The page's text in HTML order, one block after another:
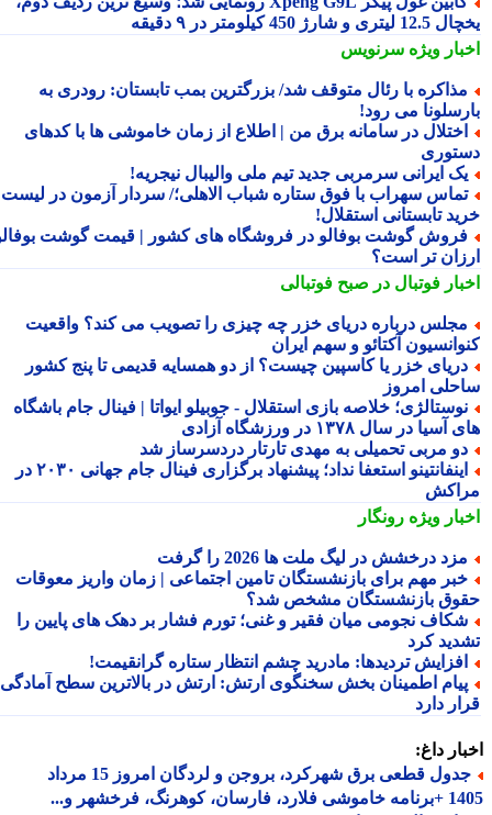
و شارژ 450 کیلومتر در ۹ دقیقه
ویژهسرنویس
با رئال متوقف شد/ بزرگترین بمب تابستان: رودری به
می رود!
در سامانه برق من | اطلاع از زمان خاموشی ها با کدهای
ایرانی سرمربی جدید تیم ملی والیبال نیجریه!
سهراب با فوق ستاره شباب الاهلی؛/ سردار آزمون در لیست
تابستانی استقلال!
گوشت بوفالو در فروشگاه های کشور | قیمت گوشت بوفالو
تر است؟
فوتبال در صبح فوتبالی
درباره دریای خزر چه چیزی را تصویب می کند؟ واقعیت
آکتائو و سهم ایران
خزر یا کاسپین چیست؟ از دو همسایه قدیمی تا پنج کشور
امروز
خلاصه بازی استقلال - جوبیلو ایواتا | فینال جام باشگاه
در سال ۱۳۷۸ در ورزشگاه آزادی
مربی تحمیلی به مهدی تارتار دردسرساز شد
اینفانتینو استعفا نداد؛ پیشنهاد برگزاری فینال جام جهانی ۲۰۳۰ در
ویژهرونگار
درخشش در لیگ ملت ها 2026 را گرفت
مهم برای بازنشستگان تامین اجتماعی | زمان واریز معوقات
بازنشستگان مشخص شد؟
نجومی میان فقیر و غنی؛ تورم فشار بر دهک های پایین را
کرد
تردیدها: مادرید چشم انتظار ستاره گرانقیمت!
اطمینان بخش سخنگوی ارتش: ارتش در بالاترین سطح آمادگی
دارد
داغ:
جدول قطعی برق شهرکرد، بروجن و لردگان امروز 15 مرداد
1405 +برنامه خاموشی فلارد، فارسان، کوهرنگ، فرخشهر و...